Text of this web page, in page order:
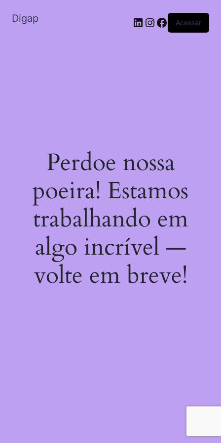
Digap Acessar
Perdoe nossa
poeira! Estamos
trabalhando em
algo incrível —
volte em breve!